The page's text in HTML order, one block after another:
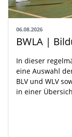
06.08.2026
BWLA |
In dieser
eine Auswahl
BLV und WLV
in einer